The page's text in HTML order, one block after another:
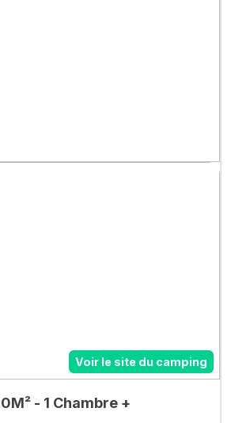
Voir le site du camping
- 1 Chambre +